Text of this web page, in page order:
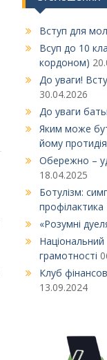
Вступ для
Всуп до 10
кордоном)
До уваги!
30.04.2026
До уваги
Яким може
йому
Обережно –
18.04.2025
Ботулізм:
профілактика
«Розумні
Національний
грамотності
Клуб
13.09.2024